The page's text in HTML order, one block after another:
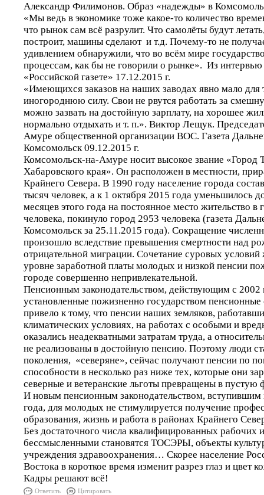
Александр Филимонов. Образ «надежды» в
«Мы ведь в экономике тоже какое-то количество
что рынок сам всё разрулит. Что самолёты будут
построит, машины сделают и т.д. Почему-то не
удивлением обнаружили, что во всём мире
процессам, как бы не говорили о рынке». Из
«Российской газете» 17.12.2015 г.
«Имеющихся заказов на наших заводах явно мало для
иногороднюю силу. Свои не рвутся работать за
можно зазвать на достойную зарплату, на хорошее
нормально отдыхать и т. п.». Виктор Лещук.
Амуре общественной организации ВОС. Газета
Комсомольск 09.12.2015 г.
Комсомольск-на-Амуре носит высокое звание «Город
Хабаровского края». Он расположен в местности,
Крайнего Севера. В 1990 году население города
тысяч человек, а к 1 октября 2015 года уменьшилось
месяцев этого года на постоянное место жительство в
человека, покинуло город 2953 человека (газета
Комсомольск за 25.11.2015 года). Сокращение
произошло вследствие превышения смертности над
отрицательной миграции. Сочетание суровых
уровне заработной платы молодых и низкой пенсии
городе совершенно непривлекательной.
Пенсионным законодательством, действующим с 2002
установленные пожизненно государством пенсионные
привело к тому, что пенсии наших земляков,
климатических условиях, на работах с особыми и
оказались неадекватными затратам труда, а
не реализованы в достойную пенсию. Поэтому люди
поколения, «северяне», сейчас получают пенсии по
способности в несколько раз ниже тех, которые они
северные и ветеранские льготы превращены в пустую
И новым пенсионным законодательством, вступившим
года, для молодых не стимулируется получение
образования, жизнь и работа в районах Крайнего
Без достаточного числа квалифицированных рабочих
бессмысленными становятся ТОСЭРЫ, объекты
учреждения здравоохранения… Скорее население
Востока в короткое время изменит разрез глаз и цвет
Кадры решают всё!
Ответить Цитировать